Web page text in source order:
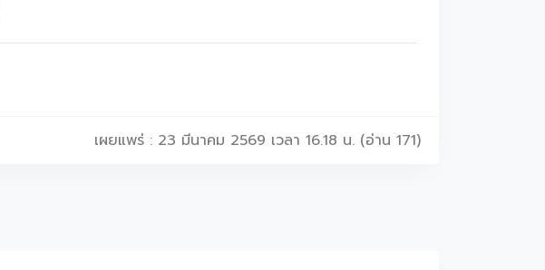
เผยแพร่ : 23 มีนาคม 2569 เวลา 16.18 น. (อ่าน 171)